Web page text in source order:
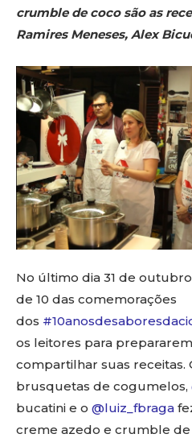
crumble de coco são as
Ramires Meneses, Alex
No último dia 31 de
de 10 das comemorações
dos
os leitores para
compartilhar suas receitas.
brusquetas de cogumelos,
bucatini e o @luiz_fbraga
creme azedo e crumble de